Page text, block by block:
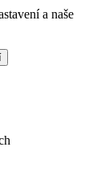
a naše